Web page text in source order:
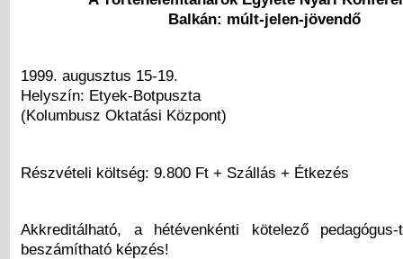
Balkán: múlt-jelen-jövendő
1999. augusztus 15-19.
Helyszín: Etyek-Botpuszta
(Kolumbusz Oktatási Központ)
Részvételi költség: 9.800 Ft + Szállás + Étkezés
Akkreditálható, a hétévenkénti kötelező pedagógus-
beszámítható képzés!